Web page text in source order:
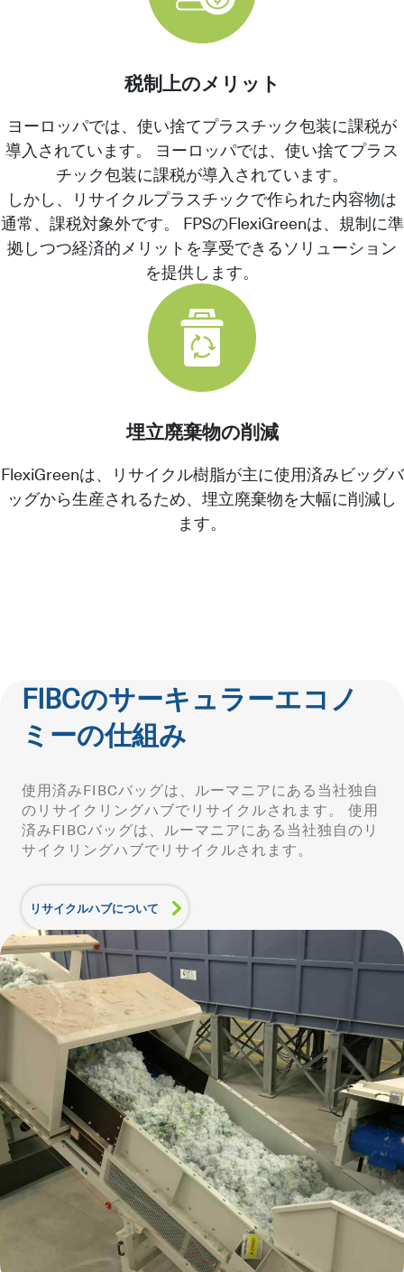
税制上のメリット
ヨーロッパでは、使い捨てプラスチック包装に課税が
導入されています。 ヨーロッパでは、使い捨てプラス
チック包装に課税が導入されています。
しかし、リサイクルプラスチックで作られた内容物は
通常、課税対象外です。 FPSのFlexiGreenは、規制に準
拠しつつ経済的メリットを享受できるソリューション
を提供します。
埋立廃棄物の削減
FlexiGreenは、リサイクル樹脂が主に使用済みビッグバ
ッグから生産されるため、埋立廃棄物を大幅に削減し
ます。
FIBCのサーキュラーエコノ
ミーの仕組み
使用済みFIBCバッグは、ルーマニアにある当社独自
のリサイクリングハブでリサイクルされます。 使用
済みFIBCバッグは、ルーマニアにある当社独自のリ
サイクリングハブでリサイクルされます。
リサイクルハブについて